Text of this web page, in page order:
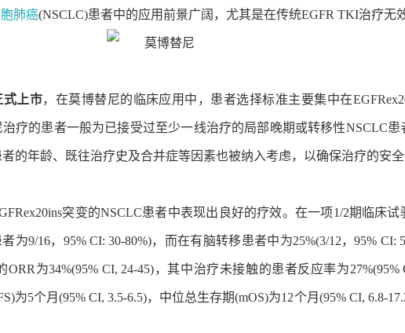
肺癌(NSCLC)患者中的应用前景广阔，尤其是在传统EGFR TKI治疗无
式上市，在莫博替尼的临床应用中，患者选择标准主要集中在
疗的患者一般为已接受过至少一线治疗的局部晚期或转移性NSCLC患
的年龄、既往治疗史及合并症等因素也被纳入考虑，以确保治疗的安全
突变的NSCLC患者中表现出良好的疗效。在一项1/2期临床试
为9/16，95% CI: 30-80%)，而在有脑转移患者中为25%(3/12，95% CI:
为34%(95% CI, 24-45)，其中治疗未接触的患者反应率为27%(95%
为5个月(95% CI, 3.5-6.5)，中位总生存期(mOS)为12个月(95% CI, 6.8-